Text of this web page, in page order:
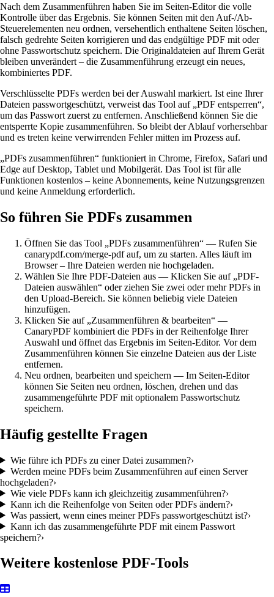
Nach dem Zusammenführen haben Sie im Seiten-Editor die volle
Kontrolle über das Ergebnis. Sie können Seiten mit den Auf-/Ab-
Steuerelementen neu ordnen, versehentlich enthaltene Seiten löschen,
falsch gedrehte Seiten korrigieren und das endgültige PDF mit oder
ohne Passwortschutz speichern. Die Originaldateien auf Ihrem Gerät
bleiben unverändert – die Zusammenführung erzeugt ein neues,
kombiniertes PDF.
Verschlüsselte PDFs werden bei der Auswahl markiert. Ist eine Ihrer
Dateien passwortgeschützt, verweist das Tool auf „PDF entsperren“,
um das Passwort zuerst zu entfernen. Anschließend können Sie die
entsperrte Kopie zusammenführen. So bleibt der Ablauf vorhersehbar
und es treten keine verwirrenden Fehler mitten im Prozess auf.
„PDFs zusammenführen“ funktioniert in Chrome, Firefox, Safari und
Edge auf Desktop, Tablet und Mobilgerät. Das Tool ist für alle
Funktionen kostenlos – keine Abonnements, keine Nutzungsgrenzen
und keine Anmeldung erforderlich.
So führen Sie PDFs zusammen
Öffnen Sie das Tool „PDFs zusammenführen“ — Rufen Sie
canarypdf.com/merge-pdf auf, um zu starten. Alles läuft im
Browser – Ihre Dateien werden nie hochgeladen.
Wählen Sie Ihre PDF-Dateien aus — Klicken Sie auf „PDF-
Dateien auswählen“ oder ziehen Sie zwei oder mehr PDFs in
den Upload-Bereich. Sie können beliebig viele Dateien
hinzufügen.
Klicken Sie auf „Zusammenführen & bearbeiten“ —
CanaryPDF kombiniert die PDFs in der Reihenfolge Ihrer
Auswahl und öffnet das Ergebnis im Seiten-Editor. Vor dem
Zusammenführen können Sie einzelne Dateien aus der Liste
entfernen.
Neu ordnen, bearbeiten und speichern — Im Seiten-Editor
können Sie Seiten neu ordnen, löschen, drehen und das
zusammengeführte PDF mit optionalem Passwortschutz
speichern.
Häufig gestellte Fragen
Wie führe ich PDFs zu einer Datei zusammen?›
Werden meine PDFs beim Zusammenführen auf einen Server
hochgeladen?›
Wie viele PDFs kann ich gleichzeitig zusammenführen?›
Kann ich die Reihenfolge von Seiten oder PDFs ändern?›
Was passiert, wenn eines meiner PDFs passwortgeschützt ist?›
Kann ich das zusammengeführte PDF mit einem Passwort
speichern?›
Weitere kostenlose PDF-Tools